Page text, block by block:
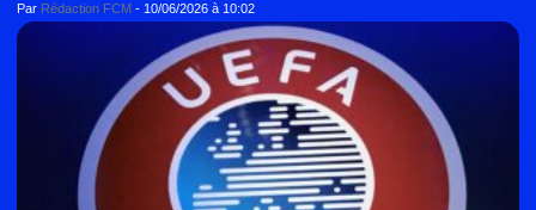
Par Rédaction FCM - 10/06/2026 à 10:02